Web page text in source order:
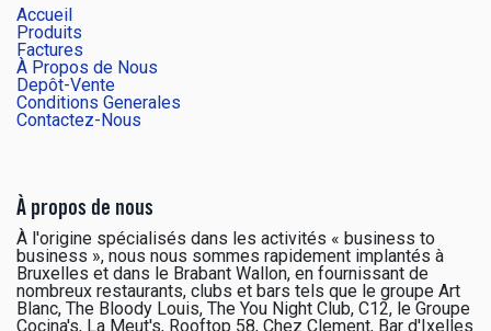
Accueil
Produits
Factures
À Propos de Nous
Depôt-Vente
Conditions Generales
Contactez-Nous
À propos de nous
À l'origine spécialisés dans les activités « business to
business », nous nous sommes rapidement implantés à
Bruxelles et dans le Brabant Wallon, en fournissant de
nombreux restaurants, clubs et bars tels que le groupe Art
Blanc, The Bloody Louis, The You Night Club, C12, le Groupe
Cocina's, La Meut's, Rooftop 58, Chez Clement, Bar d'Ixelles